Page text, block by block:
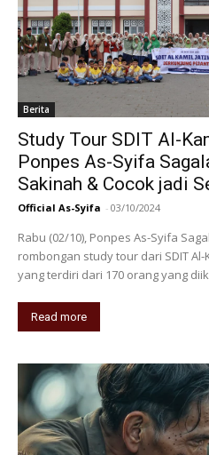
Berita
Study Tour SDIT Al-
Ponpes As-Syifa
Sakinah & Cocok jadi
Official As-Syifa - 03/10/2024
Rabu (02/10), Ponpes As-Syifa
rombongan study tour dari SDIT
yang terdiri dari 170 orang yang
Read more